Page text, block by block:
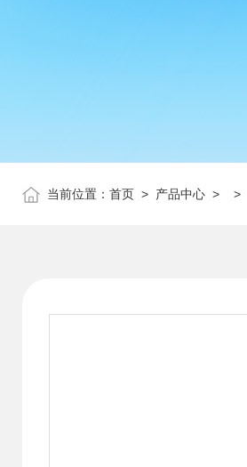
当前位置： 首页 > 产品中心 > >